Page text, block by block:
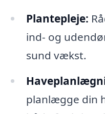
Plantepleje:
ind- og
sund vækst.
planlægge din